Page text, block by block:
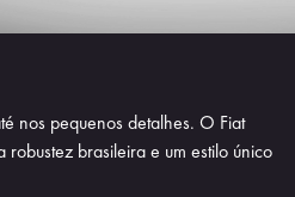
nos pequenos detalhes. O Fiat
brasileira e um estilo único